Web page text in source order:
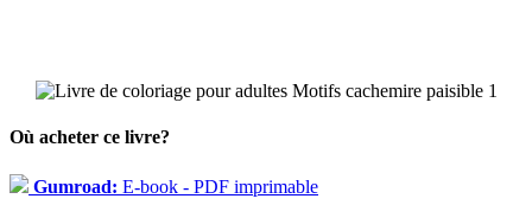
Où acheter ce livre?
Gumroad: E-book - PDF imprimable